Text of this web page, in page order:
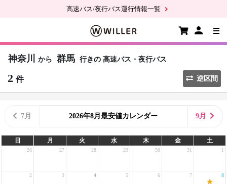
高速バス/夜行バス運行情報一覧
神奈川 から 群馬 行きの 高速バス・夜行バス
2 件 逆区間
7月 2026年8月最安値カレンダー 9月
日 月 火 水 木 金 土
26 27 28 29 30 31 1
2 3 4 5 6 7 8